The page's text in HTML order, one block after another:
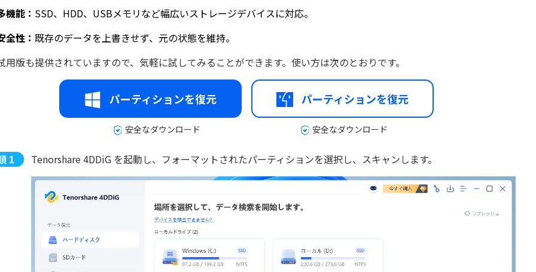
機能： SSD、HDD、USBメモリなど幅広いストレージデバイスに対応。
全性： 既存のデータを上書きせず、元の状態を維持。
用版も提供されていますので、気軽に試してみることができます。使い方は次のとおりです。
パーティションを復元
安全なダウンロード
パーティションを復元
安全なダウンロード
Tenorshare 4DDiG を起動し、フォーマットされたパーティションを選択し、スキャンします。